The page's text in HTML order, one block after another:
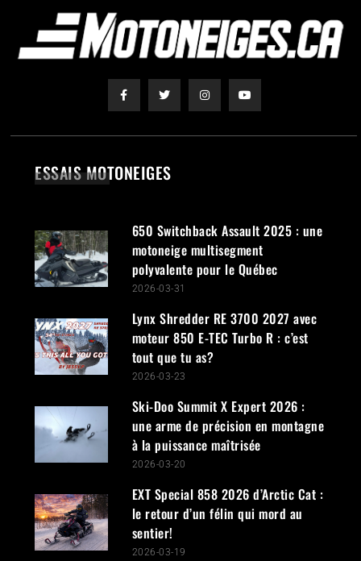
ESSAIS MOTONEIGES
650 Switchback Assault 2025 : une
motoneige multisegment
polyvalente pour le Québec
2026-03-31
Lynx Shredder RE 3700 2027 avec
moteur 850 E-TEC Turbo R : c’est
tout que tu as?
2026-03-23
Ski-Doo Summit X Expert 2026 :
une arme de précision en montagne
à la puissance maîtrisée
2026-03-20
EXT Special 858 2026 d’Arctic Cat :
le retour d’un félin qui mord au
sentier!
2026-03-19